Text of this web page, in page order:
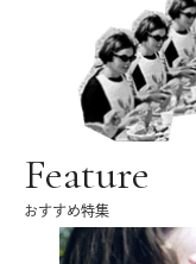
Feature
おすすめ特集